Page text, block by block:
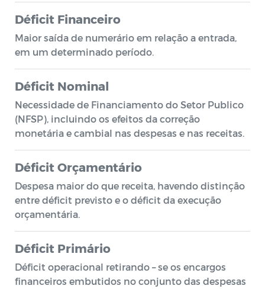
Déficit Financeiro
Maior saída de numerário em relação a entrada,
em um determinado período.
Déficit Nominal
Necessidade de Financiamento do Setor Publico
(NFSP), incluindo os efeitos da correção
monetária e cambial nas despesas e nas receitas.
Déficit Orçamentário
Despesa maior do que receita, havendo distinção
entre déficit previsto e o déficit da execução
orçamentária.
Déficit Primário
Déficit operacional retirando – se os encargos
financeiros embutidos no conjunto das despesas